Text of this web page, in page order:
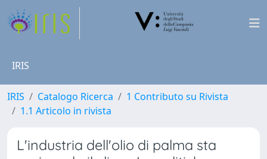
IRIS
IRIS Catalogo Ricerca
1 Contributo su Rivista
1.1 Articolo in rivista
L'industria dell'olio di palma sta